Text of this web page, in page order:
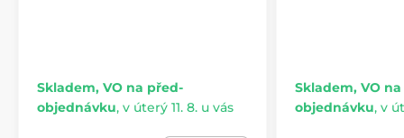
Skladem, VO na před-
objednávku, v úterý 11. 8. u vás
Skladem, VO
objednávku, v